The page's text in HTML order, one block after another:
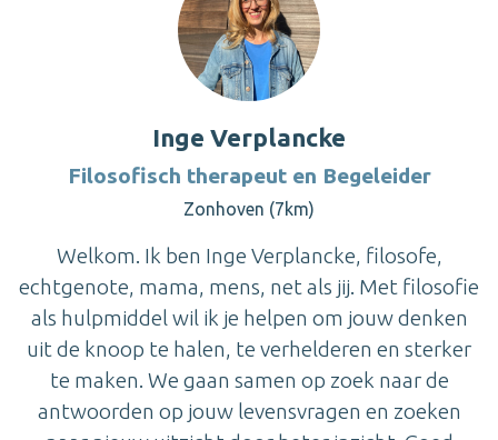
Inge Verplancke
Filosofisch therapeut en Begeleider
Zonhoven (7km)
Welkom. Ik ben Inge Verplancke, filosofe,
echtgenote, mama, mens, net als jij. Met filosofie
als hulpmiddel wil ik je helpen om jouw denken
uit de knoop te halen, te verhelderen en sterker
te maken. We gaan samen op zoek naar de
antwoorden op jouw levensvragen en zoeken